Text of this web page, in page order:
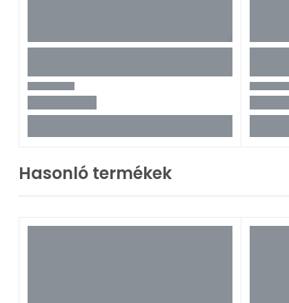
Hasonló termékek